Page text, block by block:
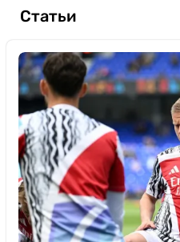
Статьи